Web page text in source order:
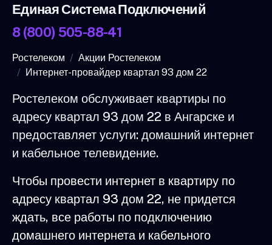
Единая Система Подключений
8 (800) 505-88-41
Ростелеком
Акции Ростелеком
Интернет-провайдер квартал 93 дом 22
Ростелеком обслуживает квартиры по
адресу квартал 93 дом 22 в Ангарске и
предоставляет услуги: домашний интернет
и кабельное телевидение.
Чтобы провести интернет в квартиру по
адресу квартал 93 дом 22, не придется
ждать, все работы по подключению
домашнего интернета и кабельного